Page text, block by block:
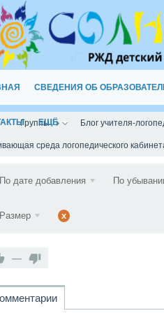
СВЕДЕНИЯ ОБ
ЕЩЁ
Группы Блог учителя-
среда логопедического
По дате добавления По
Размер x
—